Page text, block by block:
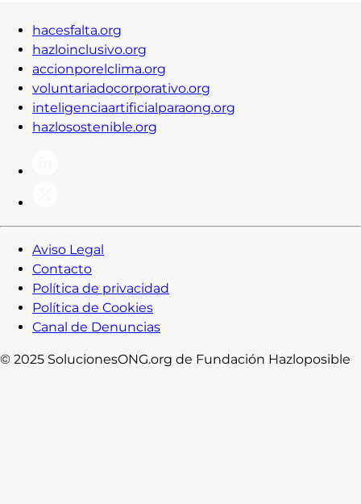
hacesfalta.org
hazloinclusivo.org
accionporelclima.org
voluntariadocorporativo.org
inteligenciaartificialparaong.org
hazlosostenible.org
Aviso Legal
Contacto
Política de privacidad
Política de Cookies
Canal de Denuncias
© 2025 SolucionesONG.org de Fundación Hazloposible